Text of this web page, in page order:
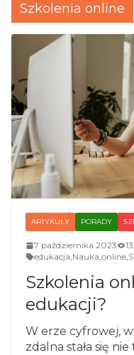
Szkolenia online
ARTYKUŁY PORADY
7 października 2023
edukacja,Nauka,online,
Szkolenia
edukacji?
W erze cyfrowej,
zdalna stała się